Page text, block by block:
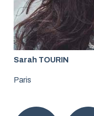
Sarah TOURIN
Paris